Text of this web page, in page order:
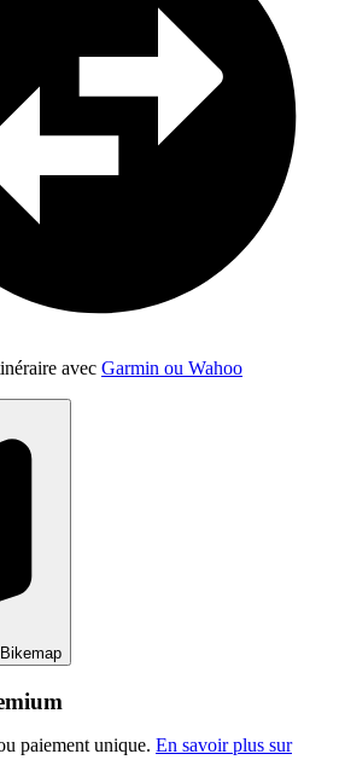
avec Garmin ou Wahoo
paiement unique. En savoir plus sur